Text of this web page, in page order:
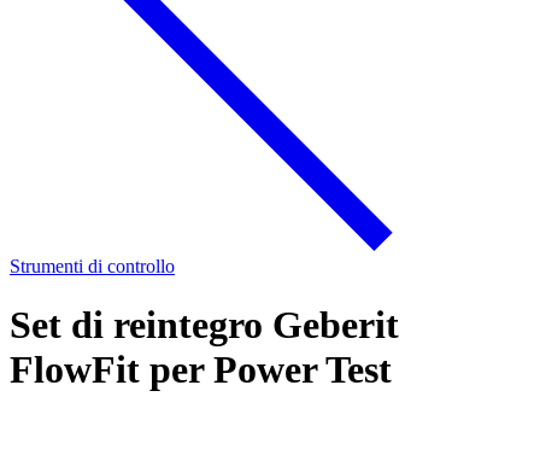
Strumenti di controllo
Set di reintegro Geberit
FlowFit per Power Test